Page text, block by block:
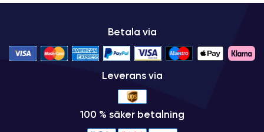
Betala via
Leverans via
100 % säker betalning